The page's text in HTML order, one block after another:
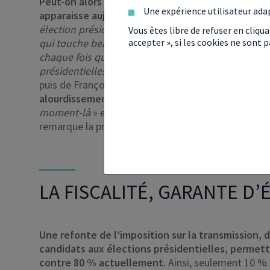
apparaisse aujourd’hui réellement indispensable
élection présidentielle, nous avons des effets
qui touche beaucoup de Français, » observe la
chaque fois qu’il y a eu de grandes réformes en
présidentielles
« , ajoute-t-elle. La professionnelle
puis de François Hollande qui ont
alourdissement des droits de succession.
moment-là » et qui a pour effet de «
remarque la professionnelle. A l’image, donc, de
LA FISCALITÉ, GARANTE
Une refonte de l’imposition sur la transmission,
candidats aux élections présidentielles,
contre 80 % actuellement. Ainsi, seulement 10
Une expérience utilisateur
Vous êtes libre de refuser en
accepter », si les cookies ne sont